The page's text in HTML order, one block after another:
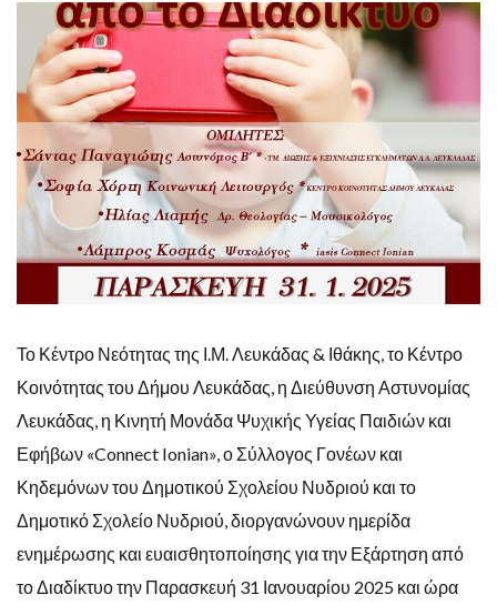
Το Κέντρο Νεότητας της Ι.Μ. Λευκάδας & Ιθάκης, το Κέντρο
Κοινότητας του Δήμου Λευκάδας, η Διεύθυνση Αστυνομίας
Λευκάδας, η Κινητή Μονάδα Ψυχικής Υγείας Παιδιών και
Εφήβων «Connect Ionian», ο Σύλλογος Γονέων και
Κηδεμόνων του Δημοτικού Σχολείου Νυδριού και το
Δημοτικό Σχολείο Νυδριού, διοργανώνουν ημερίδα
ενημέρωσης και ευαισθητοποίησης για την Εξάρτηση από
το Διαδίκτυο την Παρασκευή 31 Ιανουαρίου 2025 και ώρα